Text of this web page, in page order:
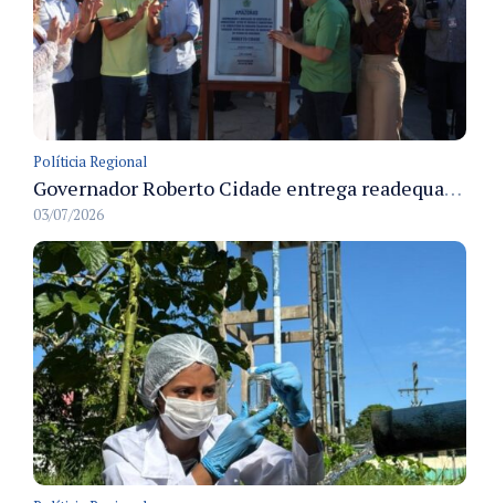
Políticia Regional
Governador Roberto Cidade entrega readequação do ambulatório da FCecon e amplia capacidade de atendimento oncológico em Manaus
03/07/2026